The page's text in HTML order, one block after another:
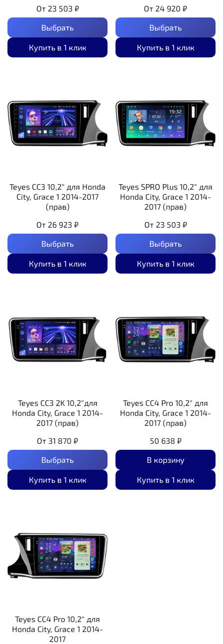
От 23 503 ₽
Выбрать
Купить в 1 клик
От 24 920 ₽
Выбрать
Купить в 1 клик
Teyes CC3 10,2" для Honda
City, Grace 1 2014-2017
(прав)
От 26 923 ₽
Выбрать
Купить в 1 клик
Teyes SPRO Plus 10,2" для
Honda City, Grace 1 2014-
2017 (прав)
От 23 503 ₽
Выбрать
Купить в 1 клик
Teyes CC3 2K 10,2"для
Honda City, Grace 1 2014-
2017 (прав)
От 31 870 ₽
Выбрать
Купить в 1 клик
Teyes CC4 Pro 10,2" для
Honda City, Grace 1 2014-
2017 (прав)
50 638 ₽
В корзину
Купить в 1 клик
Teyes CC4 Pro 10,2" для
Honda City, Grace 1 2014-
2017